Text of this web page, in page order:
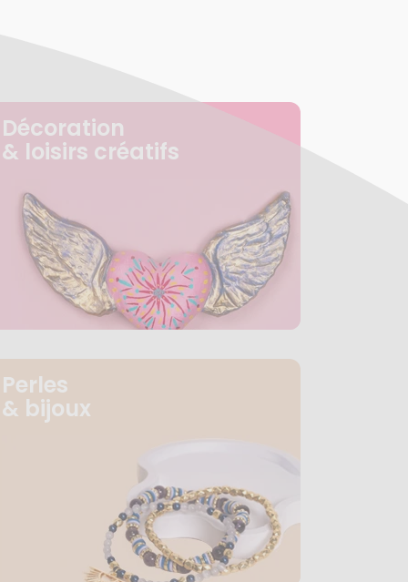
Décoration
& loisirs créatifs
Perles
& bijoux